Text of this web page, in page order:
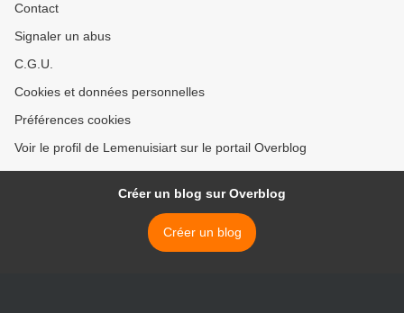
Contact
Signaler un abus
C.G.U.
Cookies et données personnelles
Préférences cookies
Voir le profil de Lemenuisiart sur le portail Overblog
Créer un blog sur Overblog
Créer un blog